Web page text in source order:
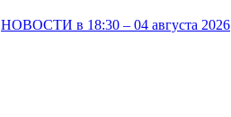
НОВОСТИ в 18:30 – 04 августа 2026